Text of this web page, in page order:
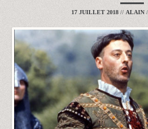
17 JUILLET 2018 // ALAIN